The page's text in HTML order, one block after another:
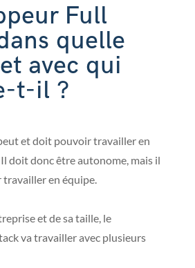
Full
quelle
avec qui
t-il ?
et doit pouvoir travailler en
doit donc être autonome, mais il
en équipe.
et de sa taille, le
va travailler avec plusieurs